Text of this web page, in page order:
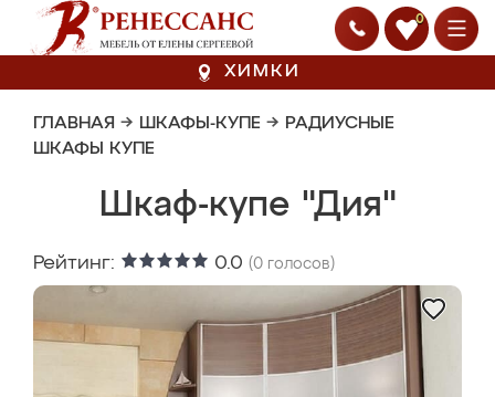
0
ХИМКИ
ГЛАВНАЯ → ШКАФЫ-КУПЕ → РАДИУСНЫЕ
ШКАФЫ КУПЕ
Шкаф-купе "Дия"
Рейтинг: 0.0 (0 голосов)